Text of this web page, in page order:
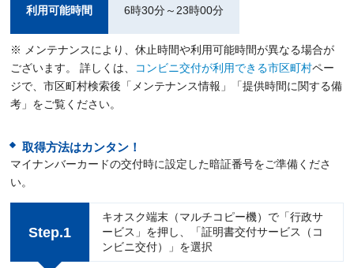
利用可能時間 6時30分～23時00分
※ メンテナンスにより、休止時間や利用可能時間が異なる場合が
ございます。 詳しくは、 コンビニ交付が利用できる市区町村ペー
ジで、市区町村検索後「メンテナンス情報」「提供時間に関する備
考」をご覧ください。
取得方法はカンタン！
マイナンバーカードの交付時に設定した暗証番号をご準備くださ
い。
Step.1
キオスク端末（マルチコピー機）で「行政サ
ービス」を押し、「証明書交付サービス（コ
ンビニ交付）」を選択